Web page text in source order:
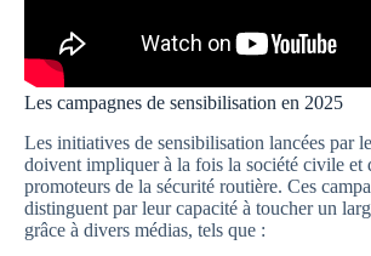
Les campagnes de sensibilisation en 2025
Les initiatives de sensibilisation lancées par
doivent impliquer à la fois la société civile et
promoteurs de la sécurité routière. Ces
distinguent par leur capacité à toucher un
grâce à divers médias, tels que :